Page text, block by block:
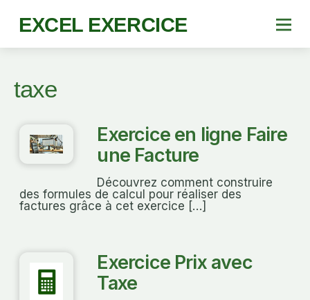
EXCEL EXERCICE
taxe
Exercice en ligne Faire
une Facture
Découvrez comment construire
des formules de calcul pour réaliser des
factures grâce à cet exercice […]
Exercice Prix avec
Taxe